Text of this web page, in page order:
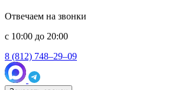
Отвечаем на звонки
с 10:00 до 20:00
8 (812) 748–29–09